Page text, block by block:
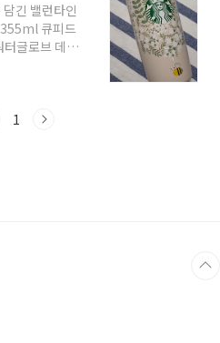
긴 밸런타인
큐피드
글로브 데미
컬러체인징
브 아이코닉
큐피드 파인니
1